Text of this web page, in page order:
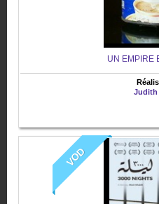
UN EMPIRE
Judith
VOD